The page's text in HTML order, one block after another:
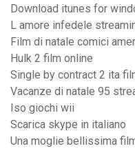
Download itunes for
L amore infedele
Film di natale comici
Hulk 2 film online
Single by contract 2 ita
Vacanze di natale 95
Iso giochi wii
Scarica skype in italiano
Una moglie bellissima